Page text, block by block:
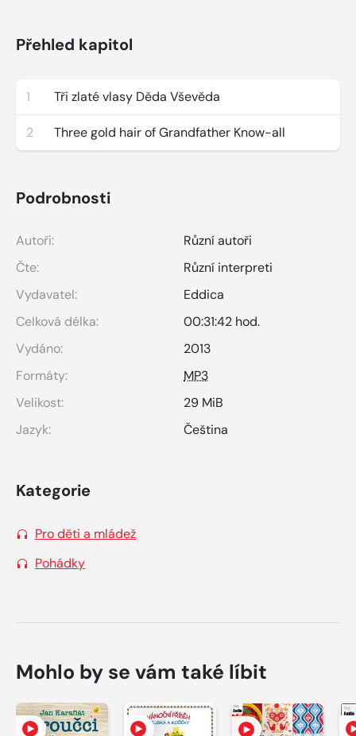
Přehled kapitol
1 Tři zlaté vlasy Děda Vševěda
2 Three gold hair of Grandfather Know-all
Podrobnosti
Autoři:
Různí autoři
Čte:
Různí interpreti
Vydavatel:
Eddica
Celková délka:
00:31:42 hod.
Vydáno:
2013
Formáty:
MP3
Velikost:
29 MiB
Jazyk:
Čeština
Kategorie
Pro děti a mládež
Pohádky
Mohlo by se vám také líbit